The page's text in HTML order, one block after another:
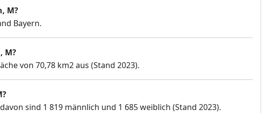
M?
Bayern.
M?
von 70,78 km2 aus (Stand 2023).
sind 1 819 männlich und 1 685 weiblich (Stand 2023).